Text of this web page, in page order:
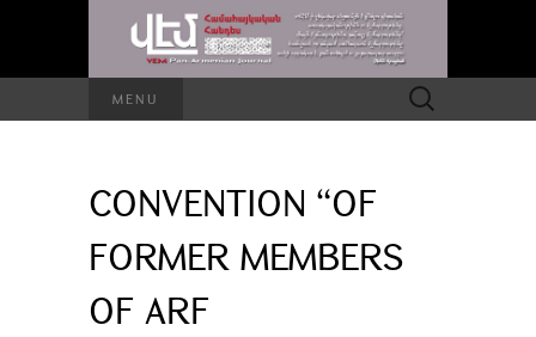
MENU
Search
for:
CONVENTION “OF
FORMER MEMBERS
OF ARF